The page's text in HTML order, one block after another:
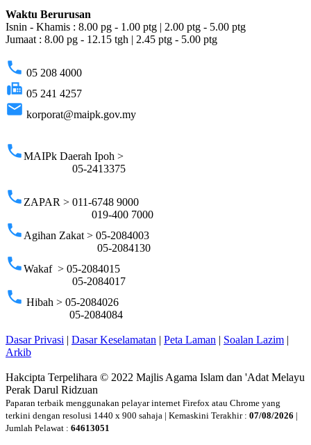
Waktu Berurusan
Isnin - Khamis : 8.00 pg - 1.00 ptg | 2.00 ptg - 5.00 ptg
Jumaat : 8.00 pg - 12.15 tgh | 2.45 ptg - 5.00 ptg
phone 05 208 4000
fax 05 241 4257
email korporat@maipk.gov.my
phoneMAIPk Daerah Ipoh >
05-2413375
phone ZAPAR > 011-6748 9000
019-400 7000
phone Agihan Zakat > 05-2084003
05-2084130
phoneWakaf > 05-2084015
05-2084017
phone Hibah > 05-2084026
05-2084084
Dasar Privasi | Dasar Keselamatan | Peta Laman | Soalan Lazim |
Arkib
Hakcipta Terpelihara © 2022 Majlis Agama Islam dan 'Adat Melayu
Perak Darul Ridzuan
Paparan terbaik menggunakan pelayar internet Firefox atau Chrome yang
terkini dengan resolusi 1440 x 900 sahaja | Kemaskini Terakhir : 07/08/2026 |
Jumlah Pelawat : 64613051